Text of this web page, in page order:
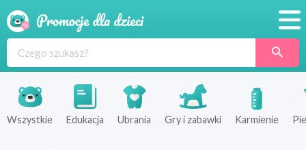
Produkty
Sklepy
Wszystkie Edukacja Ubrania Gry i zabawki Karmienie